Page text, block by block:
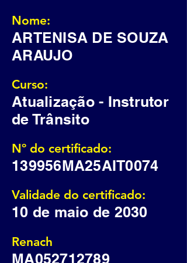
Nome:
ARTENISA DE SOUZA
ARAUJO
Curso:
Atualização - Instrutor
de Trânsito
Nº do certificado:
139956MA25AIT0074
Validade do certificado:
10 de maio de 2030
Renach
MA052712789